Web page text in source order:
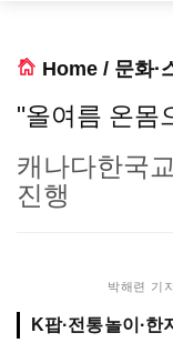
Home / 문화·
"올여름 온몸
캐나다한국
진행
박해련 기
K팝·전통놀이·한